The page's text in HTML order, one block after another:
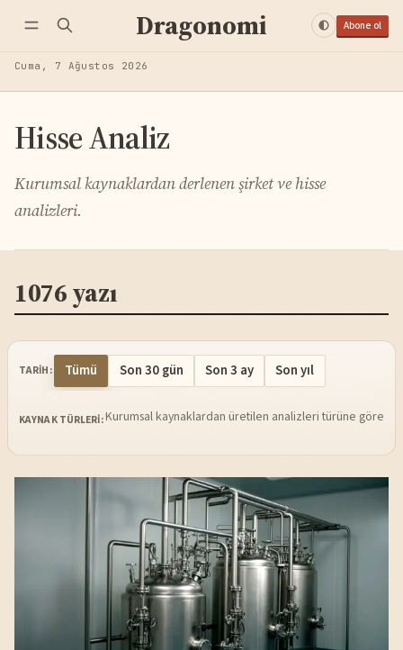
Dragonomi Abone ol
Cuma, 7 Ağustos 2026
Hisse Analiz
Kurumsal kaynaklardan derlenen şirket ve hisse
analizleri.
1076 yazı
TARIH: Tümü Son 30 gün Son 3 ay Son yıl
KAYNAK TÜRLERI:Kurumsal kaynaklardan üretilen analizleri türüne göre